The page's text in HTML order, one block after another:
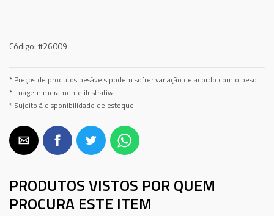
Código:#26009
* Preços de produtos pesáveis podem sofrer variação de acordo com o peso.
* Imagem meramente ilustrativa.
* Sujeito à disponibilidade de estoque.
PRODUTOS VISTOS POR QUEM
PROCURA ESTE ITEM